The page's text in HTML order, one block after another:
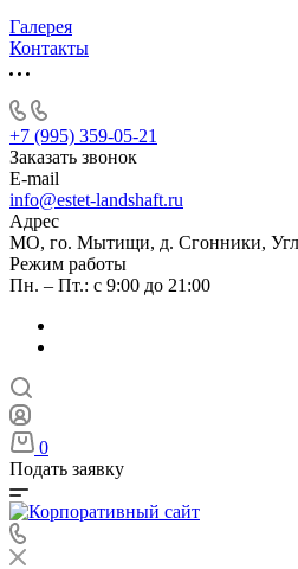
Галерея
Контакты
+7 (995) 359-05-21
Заказать звонок
E-mail
info@estet-landshaft.ru
Адрес
МО, го. Мытищи, д. Сгонники,
Режим работы
Пн. – Пт.: с 9:00 до 21:00
0
Подать заявку